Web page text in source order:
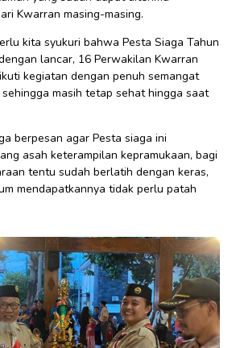
Kwarran masing-masing.
kita syukuri bahwa Pesta Siaga Tahun
lancar, 16 Perwakilan Kwarran
kegiatan dengan penuh semangat
masih tetap sehat hingga saat
berpesan agar Pesta siaga ini
asah keterampilan kepramukaan, bagi
tentu sudah berlatih dengan keras,
mendapatkannya tidak perlu patah